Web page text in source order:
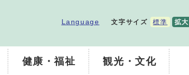
Language 文字サイズ 標準 拡大
健康・福祉 観光・文化